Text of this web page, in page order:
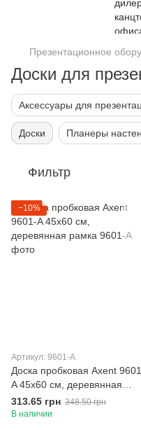
Презентационное
Доски для
Аксессуары для
Доски Планеры
Фильтр
−10%
Артикул: 9601-A
Доска пробковая Axent
A 45х60 см, деревянная
рамка
313.65 грн 348.50 грн
В наличии